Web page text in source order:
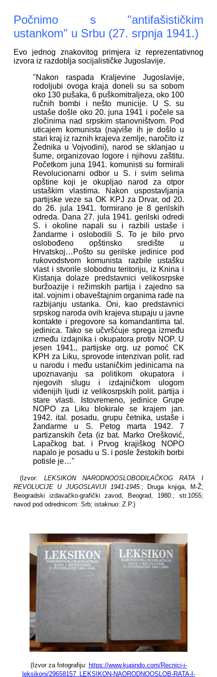
Počnimo s "antifašističkim
ustankom" u Srbu (27. srpnja 1941.)
Evo jednog znakovitog primjera iz reprezentativnog
izvora iz razdoblja socijalističke Jugoslavije.
"Nakon raspada Kraljevine Jugoslavije,
rodoljubi ovoga kraja doneli su sa sobom
oko 130 pušaka, 6 puškomitraljeza, oko 100
ručnih bombi i nešto municije. U S. su
ustaše došle oko 20. juna 1941 i počele sa
zločinima nad srpskim stanovništvom. Pod
uticajem komunista (najviše ih je došlo u
stari kraj iz raznih krajeva zemlje, naročito iz
Žednika u Vojvodini), narod se sklanjao u
šume, organizovao logore i njihovu zaštitu.
Početkom juna 1941. komunisti su formirali
Revolucionarni odbor u S. i svim selima
opštine koji je okupljao narod za otpor
ustaškim vlastima. Nakon uspostavljanja
partijske veze sa OK KPJ za Drvar, od 20.
do 26. jula 1941. formirano je 8 gerilskih
odreda. Dana 27. jula 1941. gerilski odredi
S. i okoline napali su i razbili ustaše i
žandarme i oslobodili S. To je bilo prvo
oslobođeno opštinsko središte u
Hrvatskoj…Pošto su gerilske jedinice pod
rukovodstvom komunista razbile ustašku
vlast i stvorile slobodnu teritoriju, iz Knina i
Kistanja dolaze predstavnici velikosrpske
buržoazije i režimskih partija i zajedno sa
ital. vojnim i obaveštajnim organima rade na
razbijanju ustanka. Oni, kao predstavnici
srpskog naroda ovih krajeva stupaju u javne
kontakte i pregovore sa komandantima tal.
jedinica. Tako se učvršćuje sprega između
između izdajnika i okupatora protiv NOP. U
jesen 1941., partijske org. uz pomoć CK
KPH za Liku, sprovode intenzivan polit. rad
u narodu i među ustaničkim jedinicama na
upoznavanju sa politikom okupatora i
njegovih slugu i izdajničkom ulogom
viđenijih ljudi iz velikosrpskih polit. partija i
stare vlasti. Istovremeno, jedinice Grupe
NOPO za Liku blokirale se krajem jan.
1942. ital. posadu, grupu četnika, ustaše i
žandarme u S. Petog marta 1942. 7
partizanskih četa (iz bat. Marko Orešković,
Lapačkog bat. i Prvog krajiškog NOPO
napalo je posadu u S. i posle žestokih borbi
potisle je…"
(Izvor: LEKSIKON NARODNOOSLOBODILAČKOG RATA I
REVOLUCIJE U JUGOSLAVIJI 1941-1945.; Druga knjiga, M-Ž;
Beogradski izdavačko-grafički zavod, Beograd, 1980.; str.1055;
navod pod odrednicom: Srb; istaknuo: Z.P.)
(Izvor za fotografiju: https://www.kupindo.com/Recnici-i-
leksikoni/29658157_LEKSIKON-NAORODNOOSLOB-RATA-I-